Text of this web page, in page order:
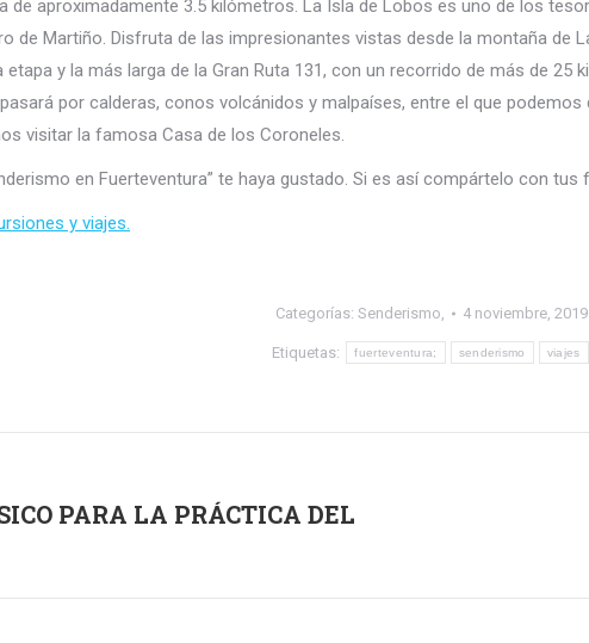
de aproximadamente 3.5 kilómetros. La Isla de Lobos es uno de los
de Martiño. Disfruta de las impresionantes vistas desde la montaña de
etapa y la más larga de la Gran Ruta 131, con un recorrido de más de
por calderas, conos volcánidos y malpaíses, entre el que
visitar la famosa Casa de los Coroneles.
en Fuerteventura” te haya gustado. Si es así compártelo con
y viajes.
Categorías: Senderismo, 4 noviembre, 2019
Etiquetas: fuerteventura; senderismo viajes
PARA LA PRÁCTICA DEL